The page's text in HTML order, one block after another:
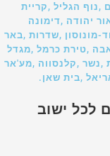
,נוף הגליל ,קריית
יהודה ,דימונה
מונוסון ,שדרות ,באר
,טירת כרמל ,מגדל
,נשר ,קלנסווה ,מע'אר
,בית שאן.
לכל ישוב